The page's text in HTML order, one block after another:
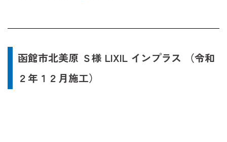
函館市北美原 Ｓ様 LIXIL インプラス （令和
２年１２月施工）